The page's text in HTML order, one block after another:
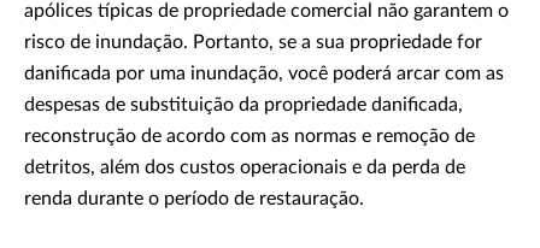
apólices típicas de propriedade comercial não garantem o
risco de inundação. Portanto, se a sua propriedade for
danificada por uma inundação, você poderá arcar com as
despesas de substituição da propriedade danificada,
reconstrução de acordo com as normas e remoção de
detritos, além dos custos operacionais e da perda de
renda durante o período de restauração.